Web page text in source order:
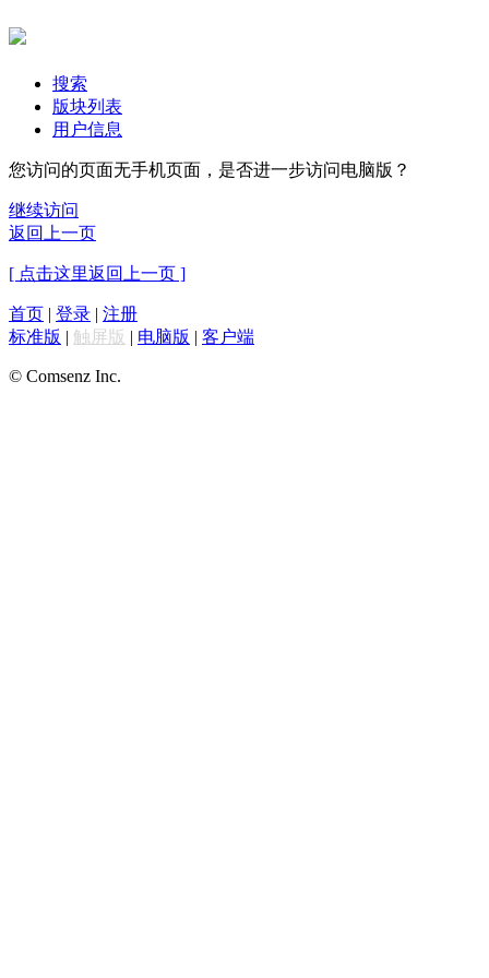
搜索
版块列表
用户信息
您访问的页面无手机页面，是否进一步访问电脑版？
继续访问
返回上一页
[ 点击这里返回上一页 ]
首页 | 登录 | 注册
标准版 | 触屏版 | 电脑版 | 客户端
© Comsenz Inc.